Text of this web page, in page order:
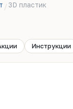
3D пластик
Инструкции